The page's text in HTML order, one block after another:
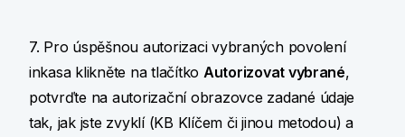
7. Pro úspěšnou autorizaci vybraných povolení
inkasa klikněte na tlačítko Autorizovat vybrané,
potvrďte na autorizační obrazovce zadané údaje
tak, jak jste zvyklí (KB Klíčem či jinou metodou) a